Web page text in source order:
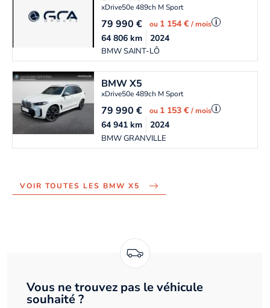
xDrive50e 489ch M Sport
79 990€ ou 1 154 €/ mois i
BMW SAINT-LÔ
64 806km 2024
BMWX5
xDrive50e 489ch M Sport
79 990€ ou 1 153 €/ mois i
BMW GRANVILLE
64 941km 2024
VOIR TOUTES LES BMW X5
Vous ne trouvez pas le véhicule
souhaité ?